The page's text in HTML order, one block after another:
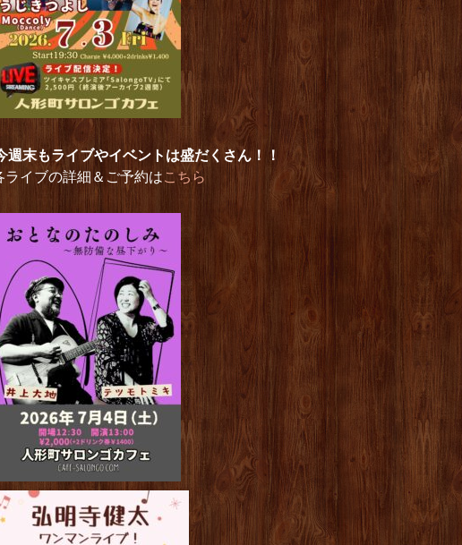
週末もライブやイベントは盛だくさん！！
ライブの詳細＆ご予約はこちら